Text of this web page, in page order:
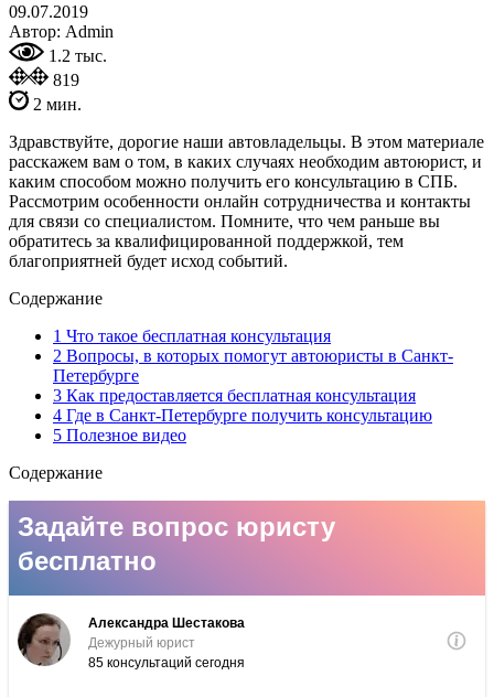
09.07.2019
Автор: Admin
1.2 тыс.
819
2 мин.
Здравствуйте, дорогие наши автовладельцы. В этом материале
расскажем вам о том, в каких случаях необходим автоюрист, и
каким способом можно получить его консультацию в СПБ.
Рассмотрим особенности онлайн сотрудничества и контакты
для связи со специалистом. Помните, что чем раньше вы
обратитесь за квалифицированной поддержкой, тем
благоприятней будет исход событий.
Содержание
1 Что такое бесплатная консультация
2 Вопросы, в которых помогут автоюристы в Санкт-
Петербурге
3 Как предоставляется бесплатная консультация
4 Где в Санкт-Петербурге получить консультацию
5 Полезное видео
Содержание